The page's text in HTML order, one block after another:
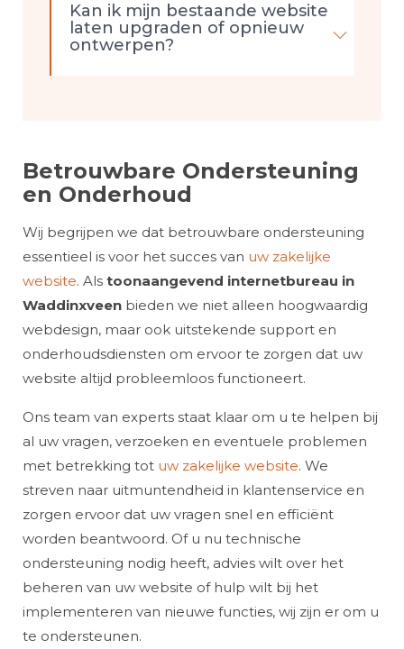
Kan ik mijn bestaande website
laten upgraden of opnieuw
ontwerpen?
Betrouwbare Ondersteuning
en Onderhoud
Wij begrijpen we dat betrouwbare ondersteuning
essentieel is voor het succes van uw zakelijke
website. Als toonaangevend internetbureau in
Waddinxveen bieden we niet alleen hoogwaardig
webdesign, maar ook uitstekende support en
onderhoudsdiensten om ervoor te zorgen dat uw
website altijd probleemloos functioneert.
Ons team van experts staat klaar om u te helpen bij
al uw vragen, verzoeken en eventuele problemen
met betrekking tot uw zakelijke website. We
streven naar uitmuntendheid in klantenservice en
zorgen ervoor dat uw vragen snel en efficiënt
worden beantwoord. Of u nu technische
ondersteuning nodig heeft, advies wilt over het
beheren van uw website of hulp wilt bij het
implementeren van nieuwe functies, wij zijn er om u
te ondersteunen.